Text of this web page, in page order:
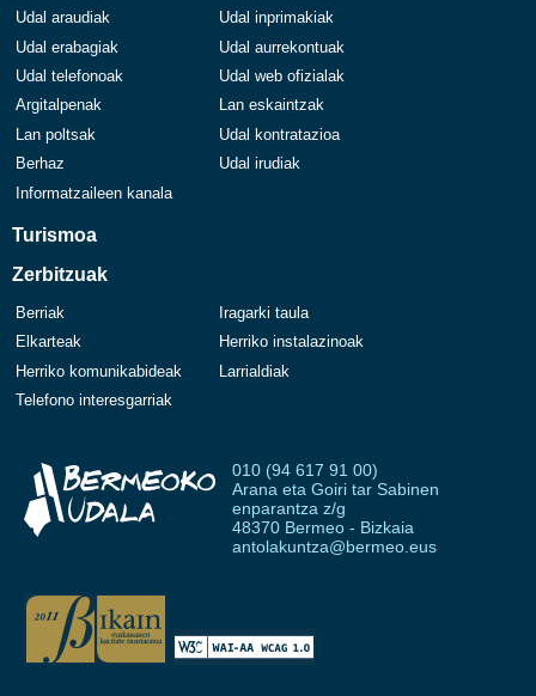
Udal araudiak
Udal inprimakiak
Udal erabagiak
Udal aurrekontuak
Udal telefonoak
Udal web ofizialak
Argitalpenak
Lan eskaintzak
Lan poltsak
Udal kontratazioa
Berhaz
Udal irudiak
Informatzaileen kanala
Turismoa
Zerbitzuak
Berriak
Iragarki taula
Elkarteak
Herriko instalazinoak
Herriko komunikabideak
Larrialdiak
Telefono interesgarriak
010 (94 617 91 00)
Arana eta Goiri tar Sabinen
enparantza z/g
48370 Bermeo - Bizkaia
antolakuntza@bermeo.eus